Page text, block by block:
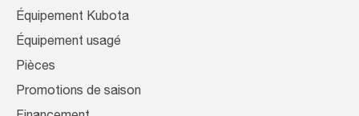
Équipement Kubota
Équipement usagé
Pièces
Promotions de saison